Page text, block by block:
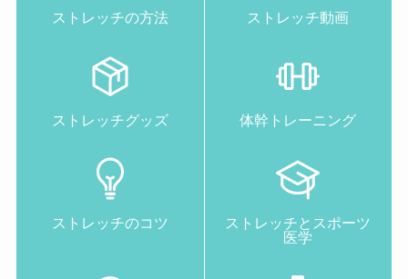
ストレッチの方法 ストレッチ動画
ストレッチグッズ 体幹トレーニング
ストレッチのコツ
ストレッチとスポーツ
医学